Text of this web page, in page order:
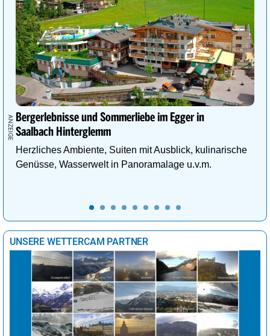
Bergerlebnisse und Sommerliebe im Egger in
Saalbach Hinterglemm
Herzliches Ambiente, Suiten mit Ausblick, kulinarische
Genüsse, Wasserwelt in Panoramalage u.v.m.
UNSERE WETTERCAM PARTNER